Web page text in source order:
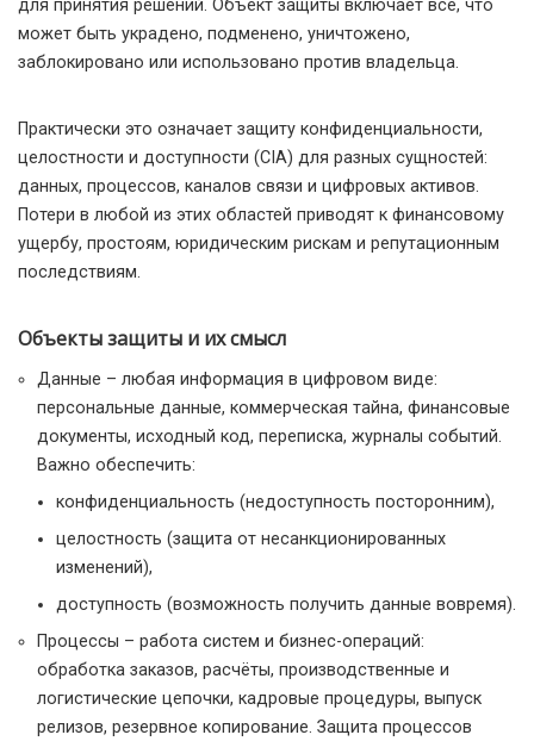
для принятия решений. Объект защиты включает всё, что
может быть украдено, подменено, уничтожено,
заблокировано или использовано против владельца.
Практически это означает защиту конфиденциальности,
целостности и доступности (CIA) для разных сущностей:
данных, процессов, каналов связи и цифровых активов.
Потери в любой из этих областей приводят к финансовому
ущербу, простоям, юридическим рискам и репутационным
последствиям.
Объекты защиты и их смысл
Данные – любая информация в цифровом виде:
персональные данные, коммерческая тайна, финансовые
документы, исходный код, переписка, журналы событий.
Важно обеспечить:
конфиденциальность (недоступность посторонним),
целостность (защита от несанкционированных
изменений),
доступность (возможность получить данные вовремя).
Процессы – работа систем и бизнес-операций:
обработка заказов, расчёты, производственные и
логистические цепочки, кадровые процедуры, выпуск
релизов, резервное копирование. Защита процессов